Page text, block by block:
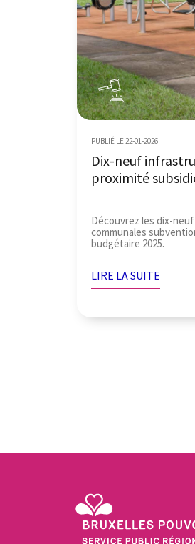
Dix-neuf
proximité
PUBLIÉ LE 22-01-2026
Découvrez les dix-
communales
budgétaire 2025.
LIRE LA SUITE